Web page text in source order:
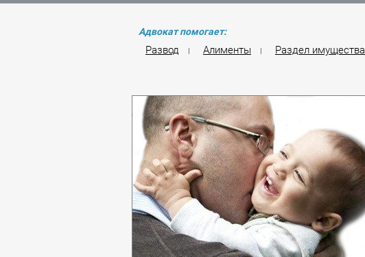
Адвокат помогает:
Развод | Алименты | Раздел имущества